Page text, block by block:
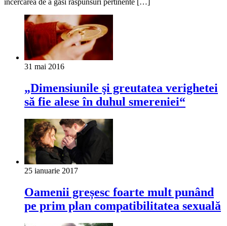
încercarea de a găsi răspunsuri pertinente […]
31 mai 2016
„Dimensiunile şi greutatea verighetei
să fie alese în duhul smereniei“
25 ianuarie 2017
Oamenii greșesc foarte mult punând
pe prim plan compatibilitatea sexuală